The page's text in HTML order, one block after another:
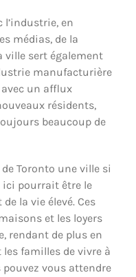
l’industrie, en
médias, de la
ville sert également
manufacturière
avec un afflux
résidents,
beaucoup de
Toronto une ville si
ici pourrait être le
la vie élevé. Ces
et les loyers
rendant de plus en
familles de vivre à
vous attendre